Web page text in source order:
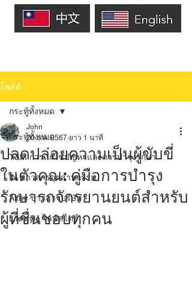
โพสต์
กระทู้ทั้งหมด
T&M การแก้ไขปัญหาและการบำรุงรักษา
IN ข่าวสารอุตสาหกรรม
Altus ข่าวสารบริษัท
Lifestyle ไลฟ์สไตล์
กระทู้ทั้งหมด
ปลดปล่อยความเป็นผู้ขับขี่
ในตัวคุณ: คู่มือการบำรุง
รักษารถจักรยานยนต์สำหรับ
ผู้ที่ชื่นชอบทุกคน
John
20 ธ.ค. 2567 ยาว 1 นาที